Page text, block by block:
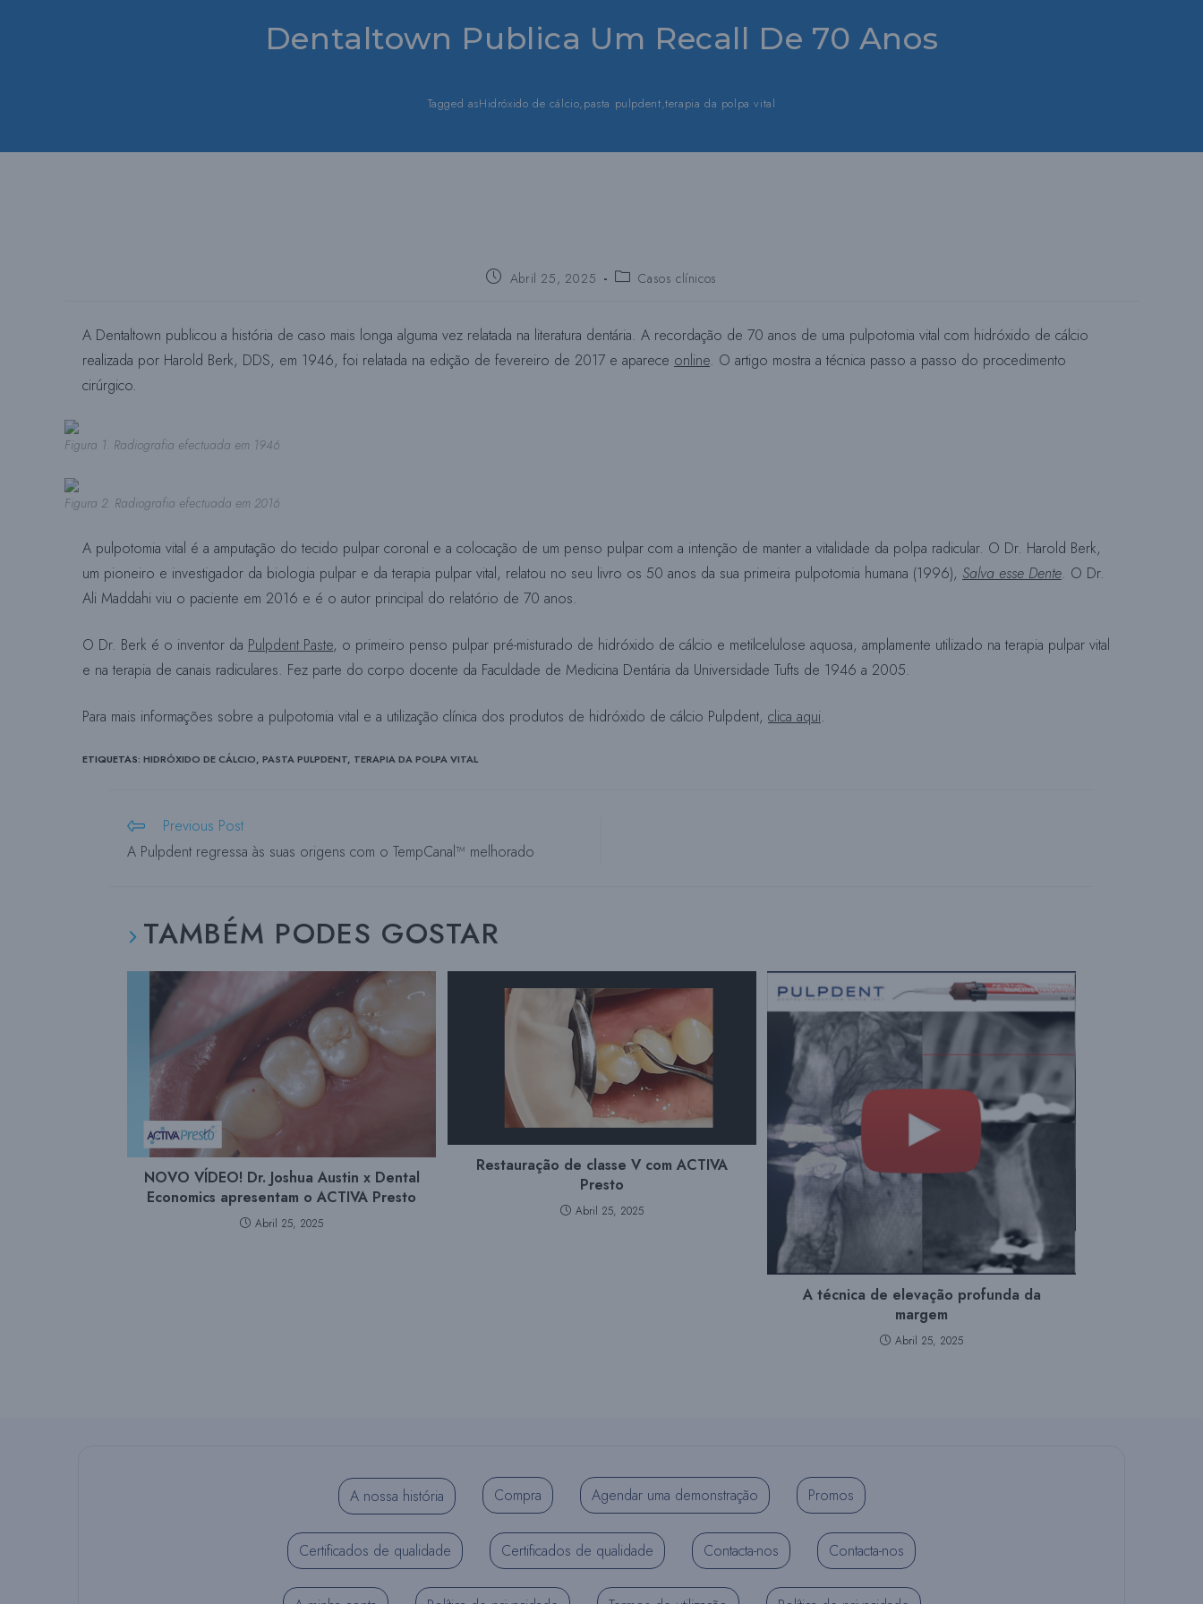
U
I
S
I
W
Dentaltown Publica Um Recall De 70 Anos
Tagged asHidróxido de cálcio,pasta pulpdent,terapia da polpa vital
Publica:Abril 25, 2025
PublicaCasos clínicos
A Dentaltown publicou a história de caso mais longa alguma vez relatada na literatura dentária. A recordação de 70 anos de uma pulpotomia vital com hidróxido de cálcio
realizada por Harold Berk, DDS, em 1946, foi relatada na edição de fevereiro de 2017 e aparece online. O artigo mostra a técnica passo a passo do procedimento
cirúrgico.
Figura 1. Radiografia efectuada em 1946
Figura 2. Radiografia efectuada em 2016
A pulpotomia vital é a amputação do tecido pulpar coronal e a colocação de um penso pulpar com a intenção de manter a vitalidade da polpa radicular. O Dr. Harold Berk,
um pioneiro e investigador da biologia pulpar e da terapia pulpar vital, relatou no seu livro os 50 anos da sua primeira pulpotomia humana (1996), Salva esse Dente. O Dr.
Ali Maddahi viu o paciente em 2016 e é o autor principal do relatório de 70 anos.
O Dr. Berk é o inventor da Pulpdent Paste, o primeiro penso pulpar pré-misturado de hidróxido de cálcio e metilcelulose aquosa, amplamente utilizado na terapia pulpar vital
e na terapia de canais radiculares. Fez parte do corpo docente da Faculdade de Medicina Dentária da Universidade Tufts de 1946 a 2005.
Para mais informações sobre a pulpotomia vital e a utilização clínica dos produtos de hidróxido de cálcio Pulpdent, clica aqui.
ETIQUETAS: HIDRÓXIDO DE CÁLCIO, PASTA PULPDENT, TERAPIA DA POLPA VITAL
Lê
mais
artigos
Previous Post
A Pulpdent regressa às suas origens com o TempCanal™ melhorado
TAMBÉM PODES GOSTAR
NOVO VÍDEO! Dr. Joshua Austin x Dental
Economics apresentam o ACTIVA Presto
Abril 25, 2025
Restauração de classe V com ACTIVA
Presto
Abril 25, 2025
A técnica de elevação profunda da
margem
Abril 25, 2025
A nossa história Compra Agendar uma demonstração Promos
Certificados de qualidade Certificados de qualidade Contacta-nos Contacta-nos